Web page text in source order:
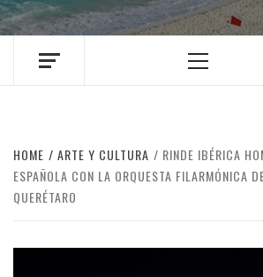
Menu
HOME ARTE Y CULTURA
RINDE IBÉRICA
ESPAÑOLA CON LA ORQUESTA FILARMÓNICA
QUERÉTARO